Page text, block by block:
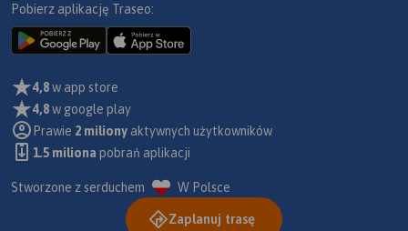
Pobierz aplikację Traseo:
4,8w app store
4,8w google play
Prawie 2 miliony aktywnych użytkowników
1.5 miliona pobrań aplikacji
Stworzone z serduchem W Polsce
Zaplanuj trasę